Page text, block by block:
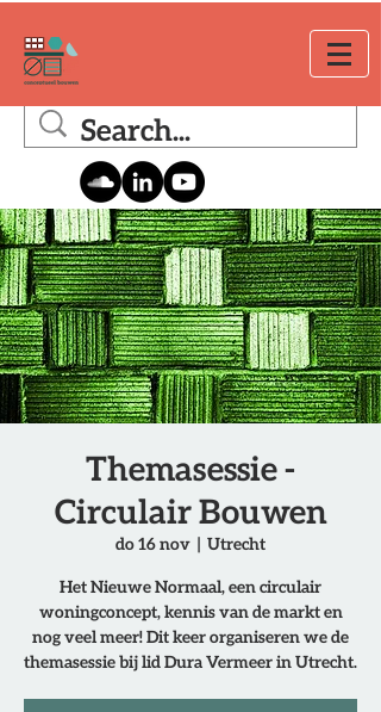
Themasessie -
Circulair Bouwen
do 16 nov
  |
Utrecht
Het Nieuwe Normaal, een circulair
woningconcept, kennis van de markt en
nog veel meer! Dit keer organiseren we de
themasessie bij lid Dura Vermeer in Utrecht.